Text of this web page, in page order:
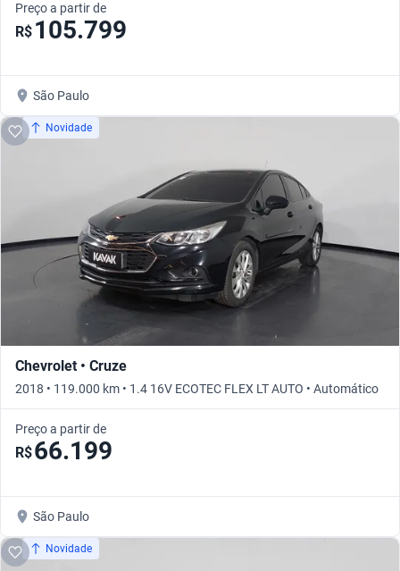
Preço a partir de
R$ 105.799
São Paulo
Novidade
Chevrolet • Cruze
2018 • 119.000 km • 1.4 16V ECOTEC FLEX LT AUTO • Automático
Preço a partir de
R$66.199
São Paulo
Novidade